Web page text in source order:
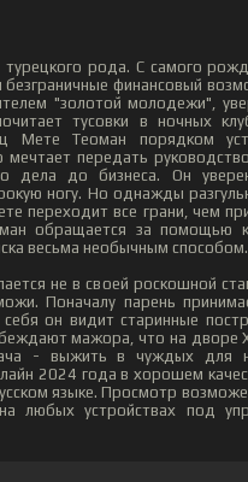
рода. С самого
безграничные финансовый
"золотой молодежи",
тусовки в ночных
Мете Теоман порядком
мечтает передать
дела до бизнеса. Он
ногу. Но однажды
переходит все грани, чем
обращается за помощью к
весьма необычным способом.
не в своей роскошной
Поначалу парень
себя он видит старинные
мажора, что на дворе
- выжить в чуждых для
2024 года в хорошем
языке. Просмотр
любых устройствах под